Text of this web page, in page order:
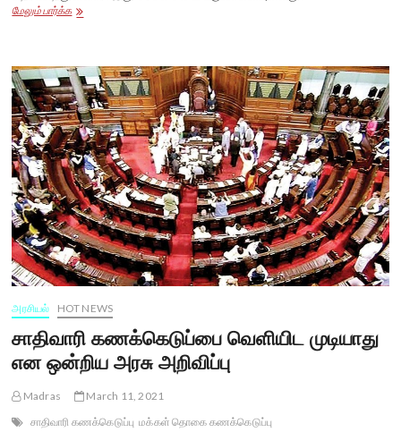
மேலும் பார்க்கவன்னியர்களுக்கு
தான்;இது
பாமகவுக்கும்
தெரியும்
–
ஓ.பன்னீர்செல்வம்
கருத்தால்
சர்ச்சை
அரசியல் HOT NEWS
சாதிவாரி கணக்கெடுப்பை வெளியிட முடியாது
என ஒன்றிய அரசு அறிவிப்பு
Madras
March 11, 2021
சாதிவாரி கணக்கெடுப்பு மக்கள் தொகை கணக்கெடுப்பு